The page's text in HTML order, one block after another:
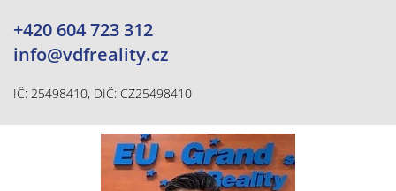
+420 604 723 312
info@vdfreality.cz
IČ: 25498410, DIČ: CZ25498410